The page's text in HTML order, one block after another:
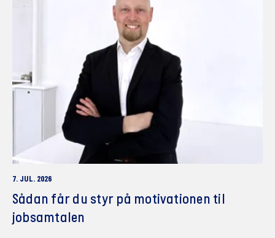
7. JUL. 2026
Sådan får du styr på motivationen til
jobsamtalen